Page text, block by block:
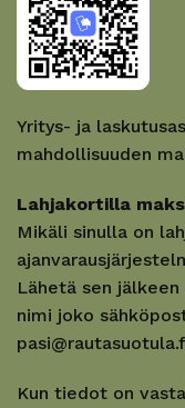
Yritys- ja
mahdollisuuden
Lahjakortilla
Mikäli sinulla on
Lähetä sen
nimi joko
Kun tiedot on